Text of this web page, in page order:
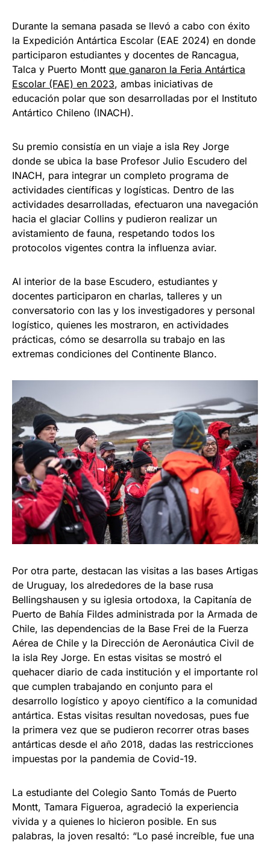
Durante la semana pasada se llevó a cabo con éxito
la Expedición Antártica Escolar (EAE 2024) en donde
participaron estudiantes y docentes de Rancagua,
Talca y Puerto Montt que ganaron la Feria Antártica
Escolar (FAE) en 2023, ambas iniciativas de
educación polar que son desarrolladas por el Instituto
Antártico Chileno (INACH).
Su premio consistía en un viaje a isla Rey Jorge
donde se ubica la base Profesor Julio Escudero del
INACH, para integrar un completo programa de
actividades científicas y logísticas. Dentro de las
actividades desarrolladas, efectuaron una navegación
hacia el glaciar Collins y pudieron realizar un
avistamiento de fauna, respetando todos los
protocolos vigentes contra la influenza aviar.
Al interior de la base Escudero, estudiantes y
docentes participaron en charlas, talleres y un
conversatorio con las y los investigadores y personal
logístico, quienes les mostraron, en actividades
prácticas, cómo se desarrolla su trabajo en las
extremas condiciones del Continente Blanco.
Por otra parte, destacan las visitas a las bases Artigas
de Uruguay, los alrededores de la base rusa
Bellingshausen y su iglesia ortodoxa, la Capitanía de
Puerto de Bahía Fildes administrada por la Armada de
Chile, las dependencias de la Base Frei de la Fuerza
Aérea de Chile y la Dirección de Aeronáutica Civil de
la isla Rey Jorge. En estas visitas se mostró el
quehacer diario de cada institución y el importante rol
que cumplen trabajando en conjunto para el
desarrollo logístico y apoyo científico a la comunidad
antártica. Estas visitas resultan novedosas, pues fue
la primera vez que se pudieron recorrer otras bases
antárticas desde el año 2018, dadas las restricciones
impuestas por la pandemia de Covid-19.
La estudiante del Colegio Santo Tomás de Puerto
Montt, Tamara Figueroa, agradeció la experiencia
vivida y a quienes lo hicieron posible. En sus
palabras, la joven resaltó: “Lo pasé increíble, fue una